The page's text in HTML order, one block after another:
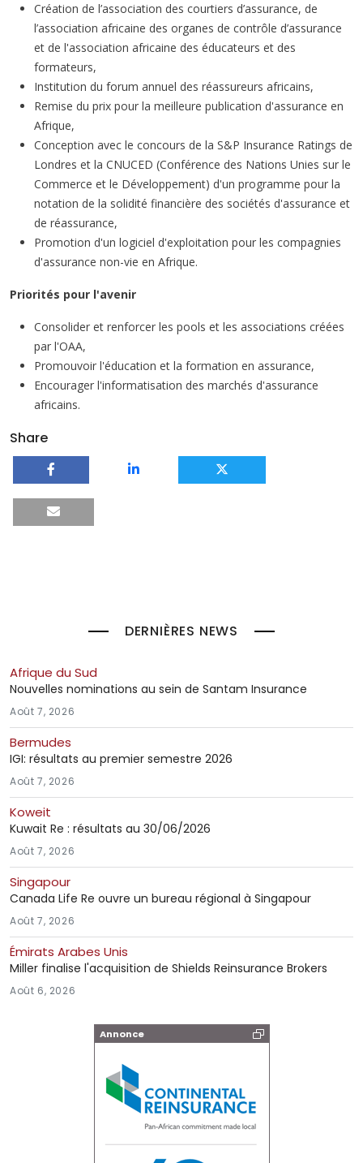
Création de l’association des courtiers d’assurance, de
l’association africaine des organes de contrôle d’assurance
et de l'association africaine des éducateurs et des
formateurs,
Institution du forum annuel des réassureurs africains,
Remise du prix pour la meilleure publication d'assurance en
Afrique,
Conception avec le concours de la S&P Insurance Ratings de
Londres et la CNUCED (Conférence des Nations Unies sur le
Commerce et le Développement) d'un programme pour la
notation de la solidité financière des sociétés d'assurance et
de réassurance,
Promotion d'un logiciel d'exploitation pour les compagnies
d'assurance non-vie en Afrique.
Priorités pour l'avenir
Consolider et renforcer les pools et les associations créées
par l'OAA,
Promouvoir l'éducation et la formation en assurance,
Encourager l'informatisation des marchés d'assurance
africains.
Share
DERNIÈRES NEWS
Afrique du Sud
Nouvelles nominations au sein de Santam Insurance
Août 7, 2026
Bermudes
IGI: résultats au premier semestre 2026
Août 7, 2026
Koweit
Kuwait Re : résultats au 30/06/2026
Août 7, 2026
Singapour
Canada Life Re ouvre un bureau régional à Singapour
Août 7, 2026
Émirats Arabes Unis
Miller finalise l'acquisition de Shields Reinsurance Brokers
Août 6, 2026
Annonce